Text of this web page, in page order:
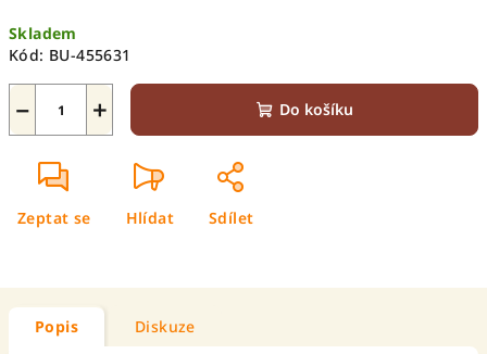
cena:
Skladem
Kód: BU-455631
+
− Do košíku
Zeptat se Hlídat Sdílet
Popis Diskuze